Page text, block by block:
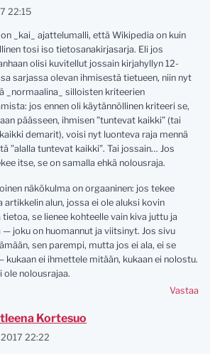
22:15
_kai_ ajattelumalli, että Wikipedia on kuin
tosi iso tietosanakirjasarja. Eli jos
olisi kuvitellut jossain kirjahyllyn 12-
sarjassa olevan ihmisestä tietueen, niin nyt
_normaalina_ silloisten kriteerien
jos ennen oli käytännöllinen kriteeri se,
päässeen, ihmisen ”tuntevat kaikki” (tai
demarit), voisi nyt luonteva raja mennä
”alalla tuntevat kaikki”. Tai jossain… Jos
itse, se on samalla ehkä nolousraja.
näkökulma on orgaaninen: jos tekee
artikkelin alun, jossa ei ole aluksi kovin
tietoa, se lienee kohteelle vain kiva juttu ja
— joku on huomannut ja viitsinyt. Jos sivu
sen parempi, mutta jos ei ala, ei se
kukaan ei ihmettele mitään, kukaan ei nolostu.
ole nolousrajaa.
Vastaa
Kortesuo
22:22